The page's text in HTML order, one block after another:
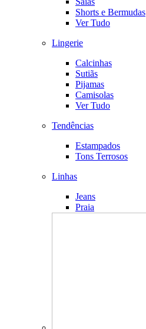
Shorts e Bermudas
Ver Tudo
Lingerie
Calcinhas
Sutiãs
Pijamas
Camisolas
Ver Tudo
Tendências
Estampados
Tons Terrosos
Linhas
Jeans
Praia